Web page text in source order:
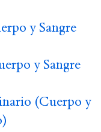
y Sangre
y Sangre
(Cuerpo y